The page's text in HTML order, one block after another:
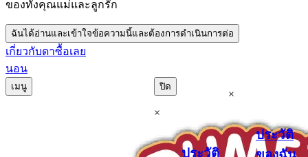
ของทั้งคุณแม่และลูกรัก
ฉันได้อ่านและเข้าใจข้อความนี้และต้องการดำเนินการต่อ
เกี่ยวกับดา
นอน
ซื้อเลย
เมนู ปิด
×
ประวัติ
×
ประวัติ